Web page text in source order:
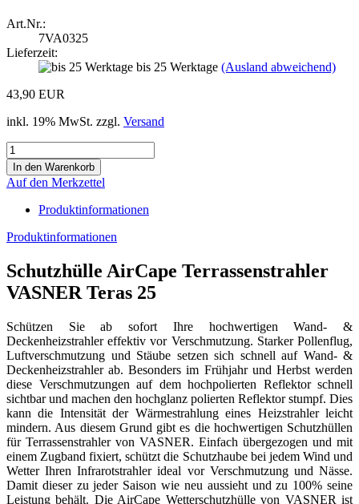
Art.Nr.:
7VA0325
Lieferzeit:
bis 25 Werktage (Ausland abweichend)
43,90 EUR
inkl. 19% MwSt. zzgl. Versand
Auf den Merkzettel
Produktinformationen
Produktinformationen
Schutzhülle AirCape Terrassenstrahler
VASNER Teras 25
Schützen Sie ab sofort Ihre hochwertigen Wand- &
Deckenheizstrahler effektiv vor Verschmutzung. Starker Pollenflug,
Luftverschmutzung und Stäube setzen sich schnell auf Wand- &
Deckenheizstrahler ab. Besonders im Frühjahr und Herbst werden
diese Verschmutzungen auf dem hochpolierten Reflektor schnell
sichtbar und machen den hochglanz polierten Reflektor stumpf. Dies
kann die Intensität der Wärmestrahlung eines Heizstrahler leicht
mindern. Aus diesem Grund gibt es die hochwertigen Schutzhüllen
für Terrassenstrahler von VASNER. Einfach übergezogen und mit
einem Zugband fixiert, schützt die Schutzhaube bei jedem Wind und
Wetter Ihren Infrarotstrahler ideal vor Verschmutzung und Nässe.
Damit dieser zu jeder Saison wie neu aussieht und zu 100% seine
Leistung behält. Die AirCape Wetterschutzhülle von VASNER ist